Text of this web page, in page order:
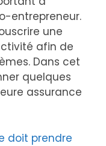
entrepreneur.
une
afin de
Dans cet
quelques
assurance
doit prendre